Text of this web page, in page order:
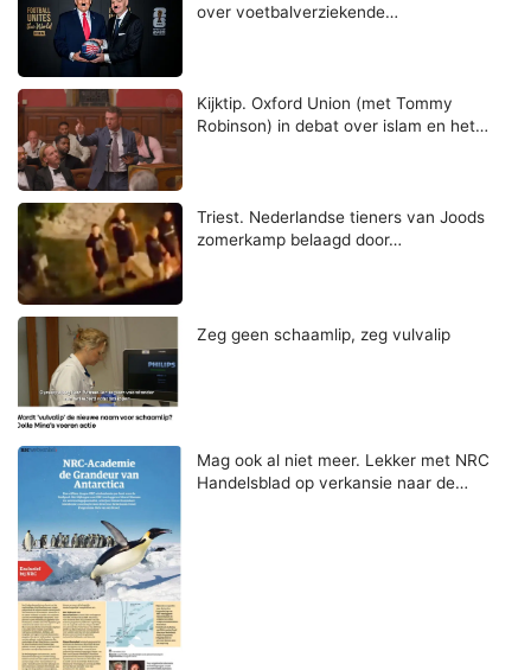
over voetbalverziekende…
Kijktip. Oxford Union (met Tommy
Robinson) in debat over islam en het…
Triest. Nederlandse tieners van Joods
zomerkamp belaagd door…
Zeg geen schaamlip, zeg vulvalip
Mag ook al niet meer. Lekker met NRC
Handelsblad op verkansie naar de…